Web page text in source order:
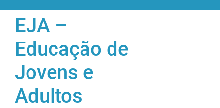
EJA –
Educação de
Jovens e
Adultos